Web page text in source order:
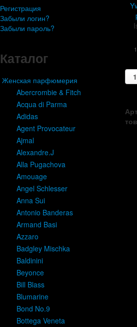
Регистрация
Забыли логин?
Забыли пароль?
Каталог
Женская парфюмерия
Abercrombie & Fitch
Acqua di Parma
Adidas
Agent Provocateur
Ajmal
Alexandre.J
Alla Pugachova
Amouage
Angel Schlesser
Anna Sui
Antonio Banderas
Armand Basi
Azzaro
Badgley Mischka
Baldinini
Beyonce
Bill Blass
Blumarine
Bond No.9
Bottega Veneta